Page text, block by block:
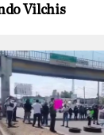
Vilchis